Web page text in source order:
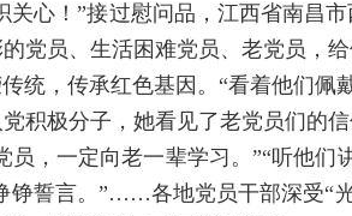
关心！”接过慰问品，江西省南昌
党员、生活困难党员、老党员，
统，传承红色基因。“看着他们
积极分子，她看见了老党员们的
员，一定向老一辈学习。”“听他们
铮誓言。”……各地党员干部深受“